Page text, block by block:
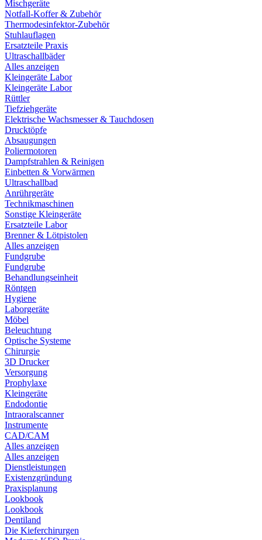
Mischgeräte
Notfall-Koffer & Zubehör
Thermodesinfektor-Zubehör
Stuhlauflagen
Ersatzteile Praxis
Ultraschallbäder
Alles anzeigen
Kleingeräte Labor
Kleingeräte Labor
Rüttler
Tiefziehgeräte
Elektrische Wachsmesser & Tauchdosen
Drucktöpfe
Absaugungen
Poliermotoren
Dampfstrahlen & Reinigen
Einbetten & Vorwärmen
Ultraschallbad
Anrührgeräte
Technikmaschinen
Sonstige Kleingeräte
Ersatzteile Labor
Brenner & Lötpistolen
Alles anzeigen
Fundgrube
Fundgrube
Behandlungseinheit
Röntgen
Hygiene
Laborgeräte
Möbel
Beleuchtung
Optische Systeme
Chirurgie
3D Drucker
Versorgung
Prophylaxe
Kleingeräte
Endodontie
Intraoralscanner
Instrumente
CAD/CAM
Alles anzeigen
Alles anzeigen
Dienstleistungen
Existenzgründung
Praxisplanung
Lookbook
Lookbook
Dentiland
Die Kieferchirurgen